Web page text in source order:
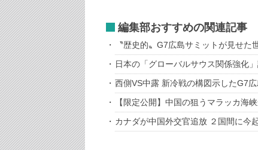
編集部おすすめの関連記事
〝歴史的〟G7広島サミットが見せた
日本の「グローバルサウス関係強化
西側VS中露 新冷戦の構図示したG7広
【限定公開】中国の狙うマラッカ海
カナダが中国外交官追放 ２国間に今